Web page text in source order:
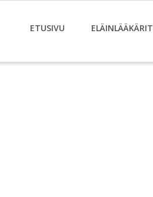
ETUSIVU ELÄINLÄÄKÄRIT